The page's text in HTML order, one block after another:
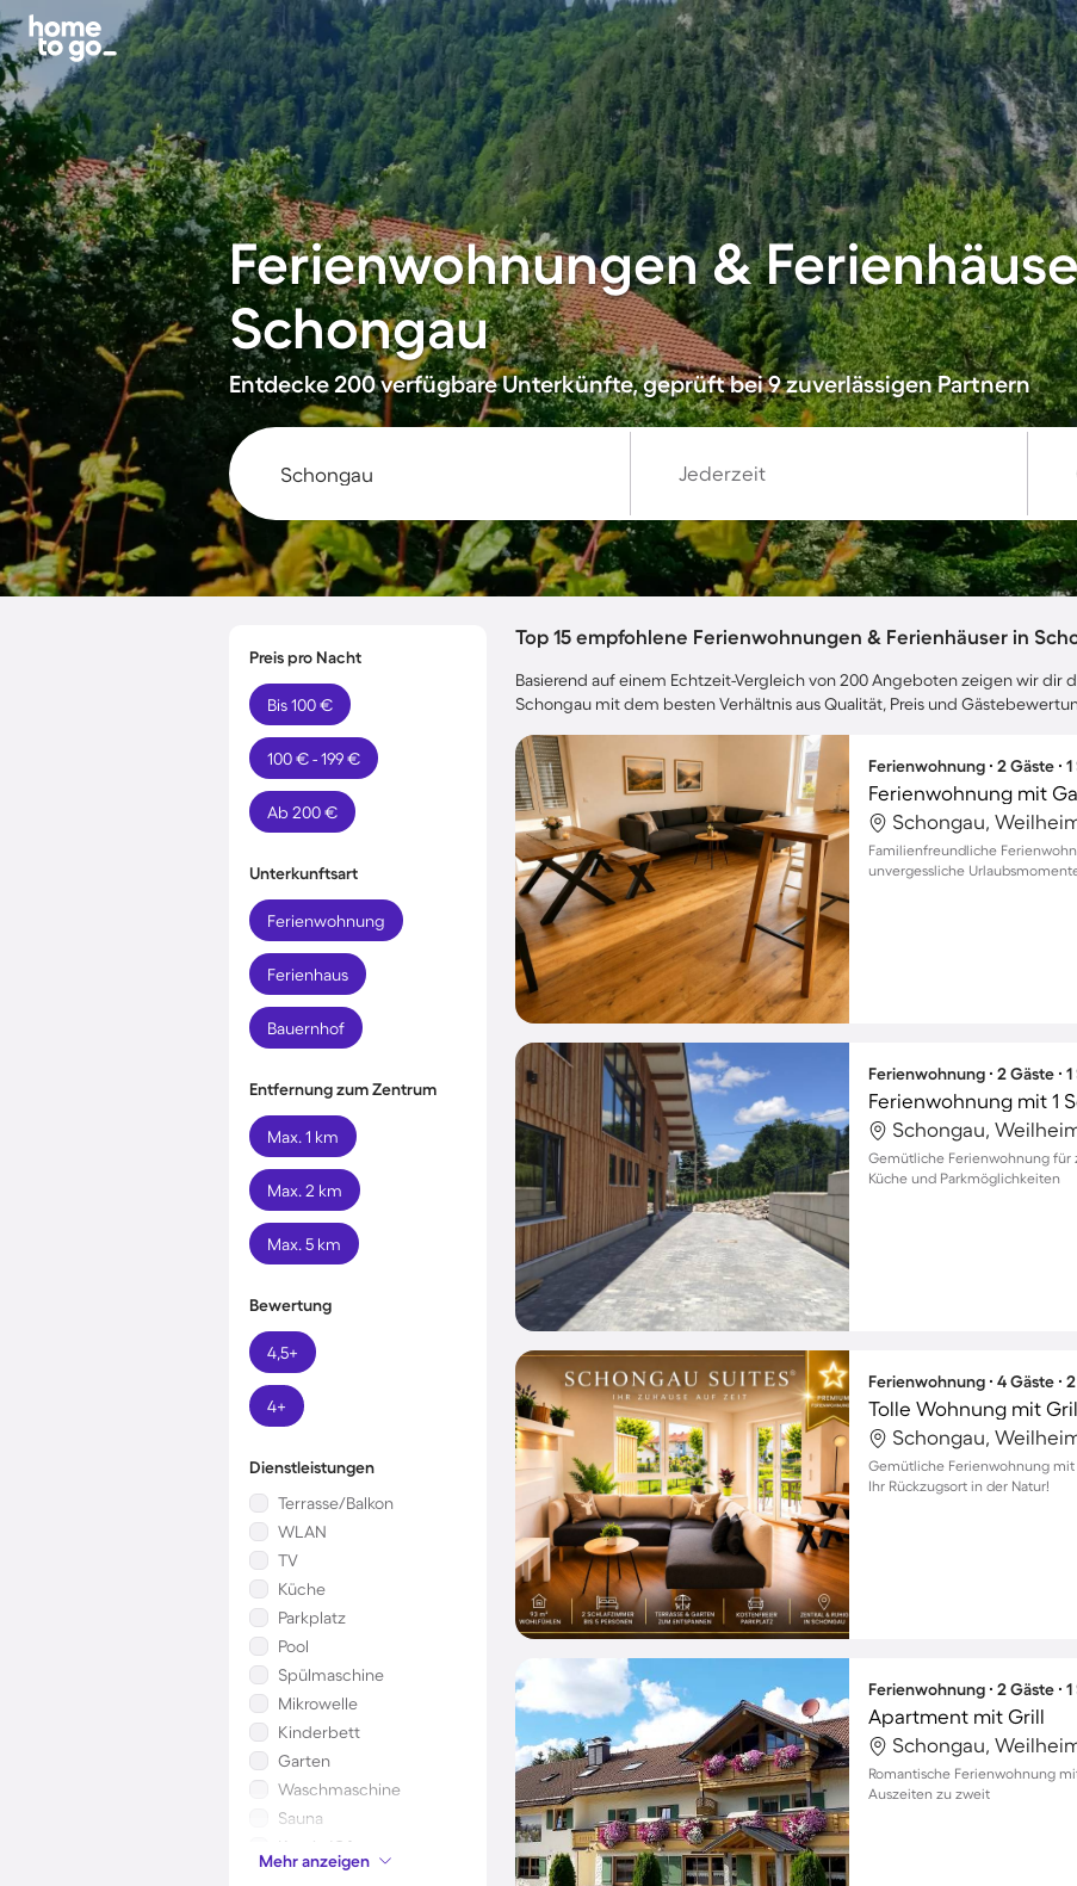
Ferienwohnungen &
Schongau
Entdecke 200 verfügbare Unterkünfte, geprüft bei 9 zuverlässigen Partnern
Jederzeit
Preis pro Nacht
Bis 100 €
100 € - 199 €
Ab 200 €
Unterkunftsart
Ferienwohnung
Ferienhaus
Bauernhof
Entfernung zum Zentrum
Max. 1 km
Max. 2 km
Max. 5 km
Bewertung
4,5+
4+
Dienstleistungen
Terrasse/Balkon
WLAN
TV
Küche
Parkplatz
Pool
Spülmaschine
Mikrowelle
Kinderbett
Garten
Waschmaschine
Sauna
Kamin/Ofen
Klimaanlage
Mehr anzeigen
Top 15 empfohlene Ferienwohnungen & Ferienhäuser in
Basierend auf einem Echtzeit-Vergleich von 200 Angeboten zeigen wir dir
Schongau mit dem besten Verhältnis aus Qualität, Preis und
Ferienwohnung ∙ 2 Gäste ∙
Ferienwohnung mit
Schongau,
Familienfreundliche
unvergessliche
Ferienwohnung ∙ 2 Gäste ∙
Ferienwohnung mit 1
Schongau,
Gemütliche Ferienwohnung
Küche und Parkmöglichkeiten
Ferienwohnung ∙ 4 Gäste ∙
Tolle Wohnung mit
Schongau,
Gemütliche Ferienwohnung mit
Ihr Rückzugsort in der Natur!
Ferienwohnung ∙ 2 Gäste ∙
Apartment mit Grill
Schongau,
Romantische Ferienwohnung
Auszeiten zu zweit